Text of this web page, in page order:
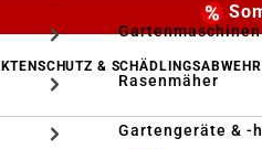
Rasenmäher
Gartengeräte & -
& SCHÄDLINGSABWEHR